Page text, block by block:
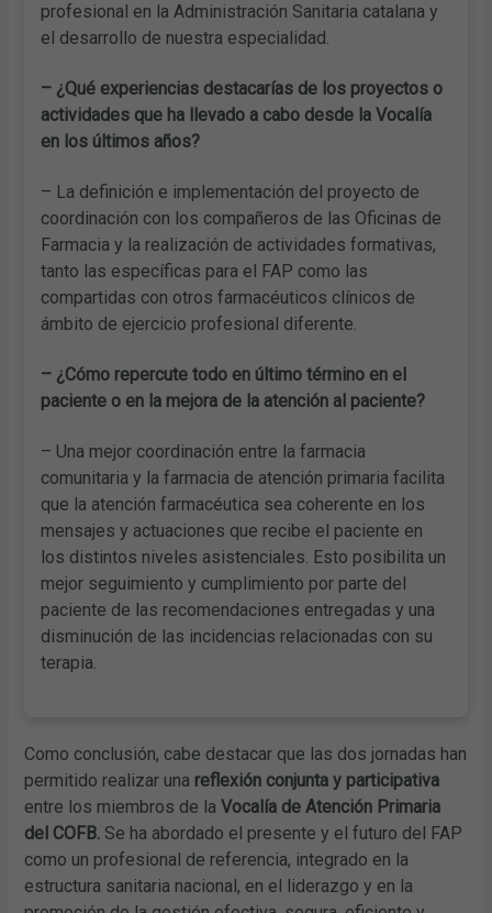
profesional en la Administración Sanitaria catalana y
el desarrollo de nuestra especialidad.
– ¿Qué experiencias destacarías de los proyectos o
actividades que ha llevado a cabo desde la Vocalía
en los últimos años?
– La definición e implementación del proyecto de
coordinación con los compañeros de las Oficinas de
Farmacia y la realización de actividades formativas,
tanto las específicas para el FAP como las
compartidas con otros farmacéuticos clínicos de
ámbito de ejercicio profesional diferente.
– ¿Cómo repercute todo en último término en el
paciente o en la mejora de la atención al paciente?
– Una mejor coordinación entre la farmacia
comunitaria y la farmacia de atención primaria facilita
que la atención farmacéutica sea coherente en los
mensajes y actuaciones que recibe el paciente en
los distintos niveles asistenciales. Esto posibilita un
mejor seguimiento y cumplimiento por parte del
paciente de las recomendaciones entregadas y una
disminución de las incidencias relacionadas con su
terapia.
Como conclusión, cabe destacar que las dos jornadas han
permitido realizar una reflexión conjunta y participativa
entre los miembros de laVocalía de Atención Primaria
del COFB. Se ha abordado el presente y el futuro del FAP
como un profesional de referencia, integrado en la
estructura sanitaria nacional, en el liderazgo y en la